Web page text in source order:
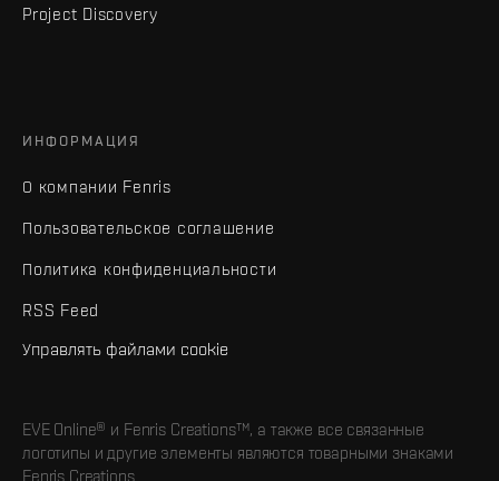
Project Discovery
ИНФОРМАЦИЯ
О компании Fenris
Пользовательское соглашение
Политика конфиденциальности
RSS Feed
Управлять файлами cookie
EVE Online® и Fenris Creations™, а также все связанные
логотипы и другие элементы являются товарными знаками
Fenris Creations.